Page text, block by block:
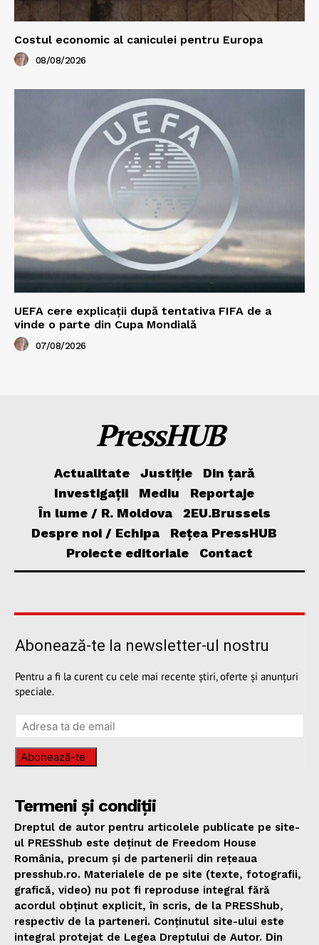
Costul economic al caniculei pentru Europa
08/08/2026
UEFA cere explicații după tentativa FIFA de a
vinde o parte din Cupa Mondială
07/08/2026
PressHUB
Actualitate Justiție
Din țară
Investigații
Mediu
Reportaje
În lume / R. Moldova
2EU.Brussels
Despre noi / Echipa
Rețea PressHUB
Proiecte editoriale
Contact
Abonează-te la newsletter-ul nostru
Pentru a fi la curent cu cele mai recente știri, oferte și anunțuri
speciale.
Abonează-te
Termeni și condiții
Dreptul de autor pentru articolele publicate pe site-
ul PRESShub este deținut de Freedom House
România, precum și de partenerii din rețeaua
presshub.ro. Materialele de pe site (texte, fotografii,
grafică, video) nu pot fi reproduse integral fără
acordul obținut explicit, în scris, de la PRESShub,
respectiv de la parteneri. Conținutul site-ului este
integral protejat de Legea Dreptului de Autor. Din